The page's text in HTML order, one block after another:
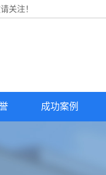
关注！
成功案例